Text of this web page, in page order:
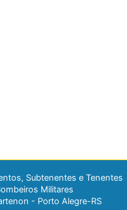
Subtenentes e Tenentes
Militares
- Porto Alegre-RS